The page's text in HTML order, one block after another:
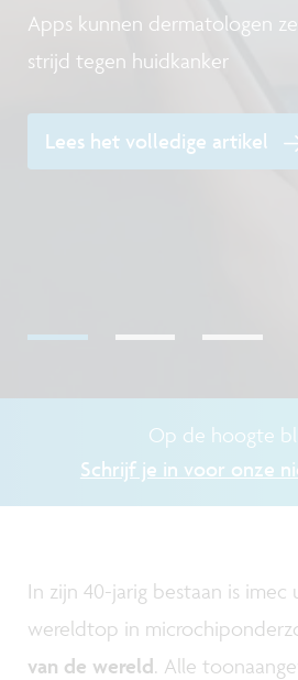
Apps kunnen dermatologen
strijd tegen huidkanker
Lees het volledige artikel
Op de hoogte
Schrijf je in voor onze
In zijn 40-jarig bestaan is
wereldtop in
van de wereld. Alle